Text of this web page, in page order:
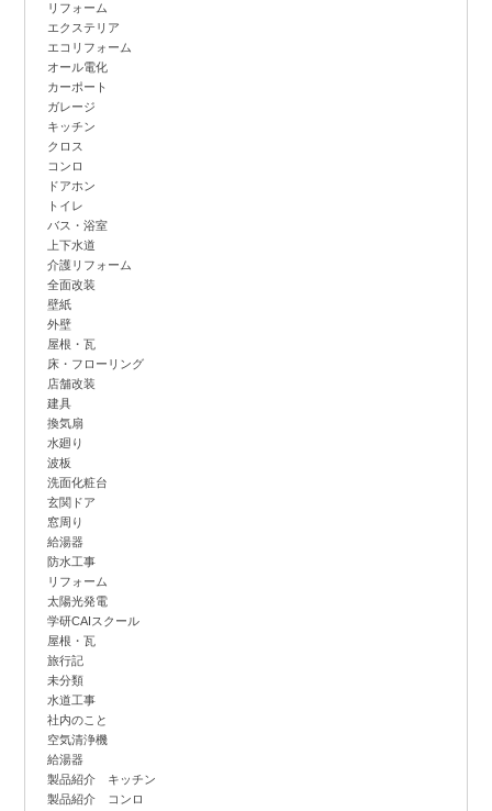
リフォーム
エクステリア
エコリフォーム
オール電化
カーポート
ガレージ
キッチン
クロス
コンロ
ドアホン
トイレ
バス・浴室
上下水道
介護リフォーム
全面改装
壁紙
外壁
屋根・瓦
床・フローリング
店舗改装
建具
換気扇
水廻り
波板
洗面化粧台
玄関ドア
窓周り
給湯器
防水工事
リフォーム
太陽光発電
学研CAIスクール
屋根・瓦
旅行記
未分類
水道工事
社内のこと
空気清浄機
給湯器
製品紹介 キッチン
製品紹介 コンロ